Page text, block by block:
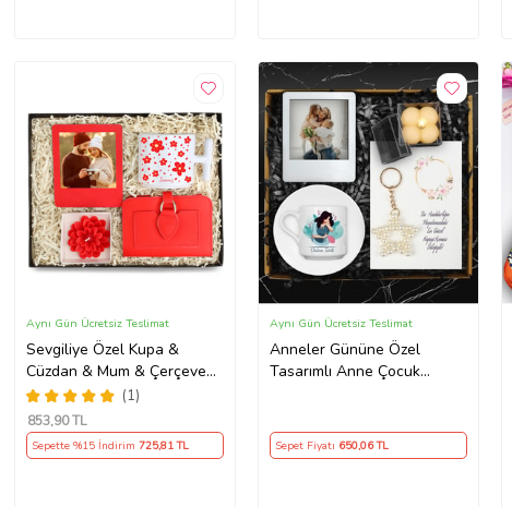
Sevgiliye Özel Kupa &
Cüzdan & Mum & Çerçeve
Hediye Seti
(1)
Aynı Gün Ücretsiz Teslimat
853,90 TL
Sepette %15 İndirim 725,81 TL
Anneler Gününe Özel
Tasarımlı Anne Çocuk
Hediye Seti
Aynı Gün Ücretsiz Teslimat
Sepet Fiyatı 650,06 TL